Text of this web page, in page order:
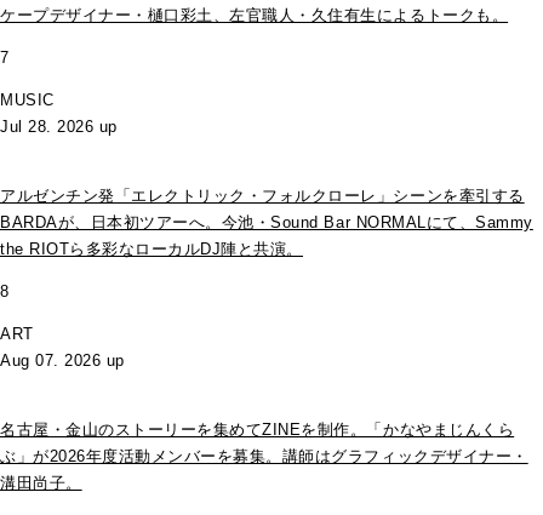
ケープデザイナー・樋口彩土、左官職人・久住有生によるトークも。
7
MUSIC
Jul 28. 2026 up
アルゼンチン発「エレクトリック・フォルクローレ」シーンを牽引する
BARDAが、日本初ツアーへ。今池・Sound Bar NORMALにて、Sammy
the RIOTら多彩なローカルDJ陣と共演。
8
ART
Aug 07. 2026 up
名古屋・金山のストーリーを集めてZINEを制作。「かなやまじんくら
ぶ」が2026年度活動メンバーを募集。講師はグラフィックデザイナー・
溝田尚子。